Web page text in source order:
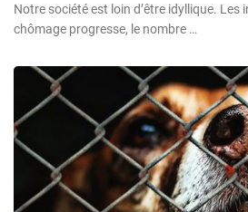
Notre société est loin d’être idyllique. Les
chômage progresse, le nombre …